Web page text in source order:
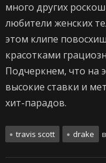
много других
любители женских
этом клипе
красотками
Подчеркнем, что на
высокие ставки и
хит-парадов.
travis scott drake